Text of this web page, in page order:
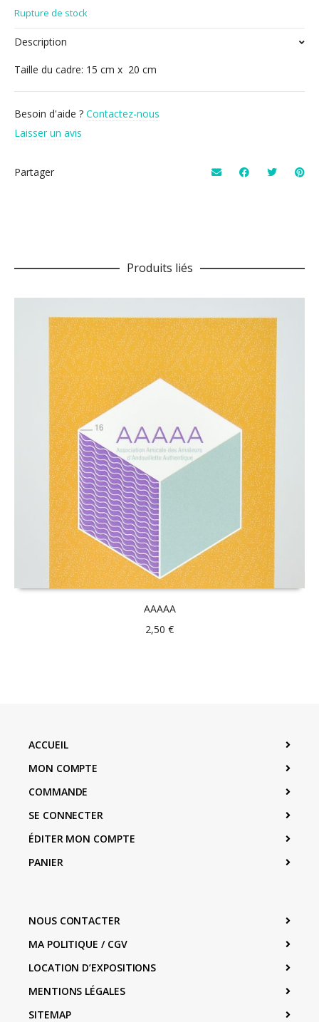
Rupture de stock
Description
Taille du cadre: 15 cm x 20 cm
Besoin d'aide ? Contactez-nous
Laisser un avis
Partager
Produits liés
AAAAA
2,50 €
ACCUEIL
MON COMPTE
COMMANDE
SE CONNECTER
ÉDITER MON COMPTE
PANIER
NOUS CONTACTER
MA POLITIQUE / CGV
LOCATION D’EXPOSITIONS
MENTIONS LÉGALES
SITEMAP